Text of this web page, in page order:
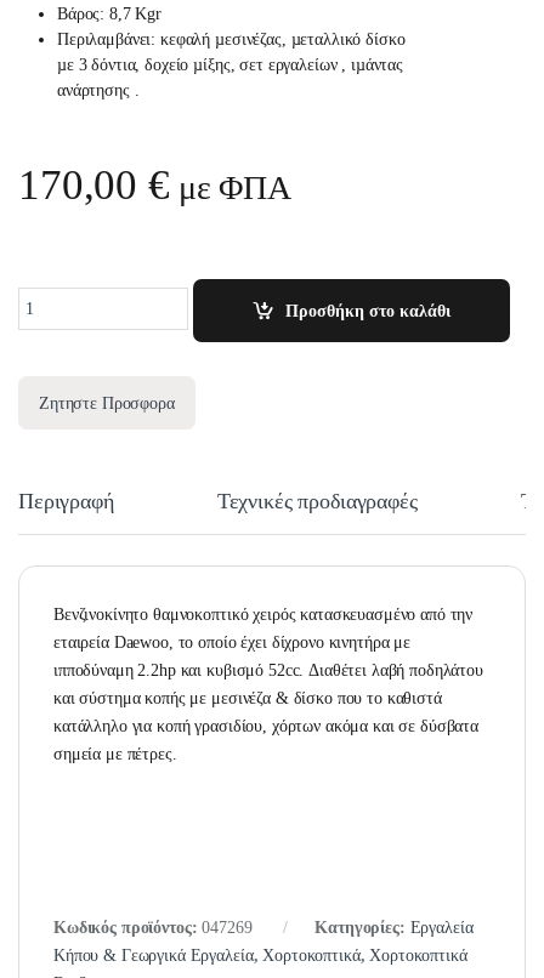
Βάρος: 8,7 Kgr
Περιλαμβάνει: κεφαλή µεσινέζας, µεταλλικό δίσκο
µε 3 δόντια, δοχείο µίξης, σετ εργαλείων , ιµάντας
ανάρτησης .
170,00€ με ΦΠΑ
Προσθήκη στο καλάθι
Ζητηστε Προσφορα
Περιγραφή Τεχνικές προδιαγραφές
Βενζινοκίνητο θαμνοκοπτικό χειρός κατασκευασμένο από την
εταιρεία Daewoo, το οποίο έχει δίχρονο κινητήρα με
ιππoδύναμη 2.2hp και κυβισμό 52cc. Διαθέτει λαβή ποδηλάτου
και σύστημα κοπής με μεσινέζα & δίσκο που το καθιστά
κατάλληλο για κοπή γρασιδίου, χόρτων ακόμα και σε δύσβατα
σημεία με πέτρες.
Κωδικός προϊόντος:047269 Κατηγορίες: Εργαλεία
Κήπου & Γεωργικά Εργαλεία,Χορτοκοπτικά,Χορτοκοπτικά